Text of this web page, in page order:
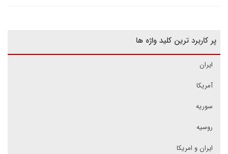
پر کاربرد ترین کلید واژه ها
ایران
آمریکا
سوریه
روسیه
ایران و امریکا